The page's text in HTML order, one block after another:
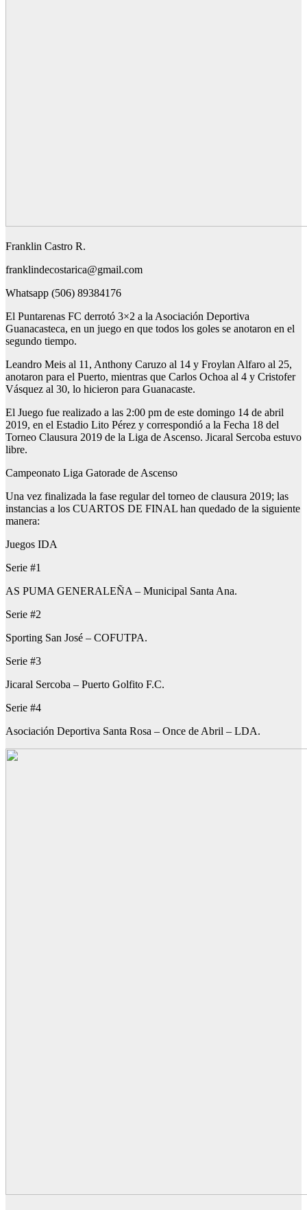
Franklin Castro R.
franklindecostarica@gmail.com
Whatsapp (506) 89384176
El Puntarenas FC derrotó 3×2 a la Asociación Deportiva
Guanacasteca, en un juego en que todos los goles se anotaron en el
segundo tiempo.
Leandro Meis al 11, Anthony Caruzo al 14 y Froylan Alfaro al 25,
anotaron para el Puerto, mientras que Carlos Ochoa al 4 y Cristofer
Vásquez al 30, lo hicieron para Guanacaste.
El Juego fue realizado a las 2:00 pm de este domingo 14 de abril
2019, en el Estadio Lito Pérez y correspondió a la Fecha 18 del
Torneo Clausura 2019 de la Liga de Ascenso. Jicaral Sercoba estuvo
libre.
Campeonato Liga Gatorade de Ascenso
Una vez finalizada la fase regular del torneo de clausura 2019; las
instancias a los CUARTOS DE FINAL han quedado de la siguiente
manera:
Juegos IDA
Serie #1
AS PUMA GENERALEÑA – Municipal Santa Ana.
Serie #2
Sporting San José – COFUTPA.
Serie #3
Jicaral Sercoba – Puerto Golfito F.C.
Serie #4
Asociación Deportiva Santa Rosa – Once de Abril – LDA.